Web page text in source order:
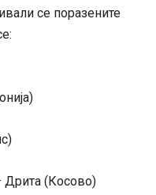
се поразените
Дрита (Косово)